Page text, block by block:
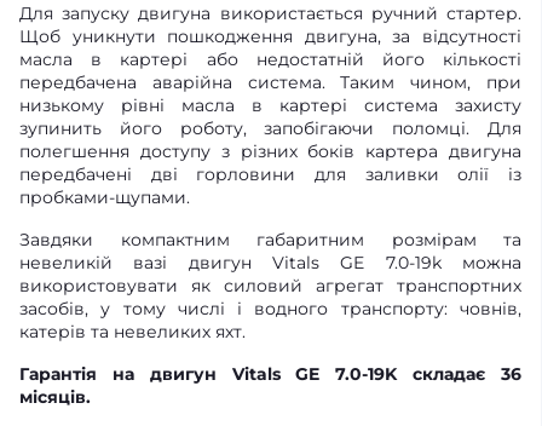
Для запуску двигуна використається ручний стартер.
Щоб уникнути пошкодження двигуна, за відсутності
масла в картері або недостатній його кількості
передбачена аварійна система. Таким чином, при
низькому рівні масла в картері система захисту
зупинить його роботу, запобігаючи поломці. Для
полегшення доступу з різних боків картера двигуна
передбачені дві горловини для заливки олії із
пробками-щупами.
Завдяки компактним габаритним розмірам та
невеликій вазі двигун Vitals GE 7.0-19k можна
використовувати як силовий агрегат транспортних
засобів, у тому числі і водного транспорту: човнів,
катерів та невеликих яхт.
Гарантія на двигун Vitals GE 7.0-19K складає 36
місяців.